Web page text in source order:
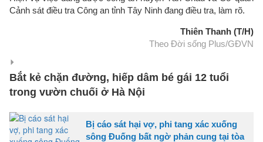
Cảnh sát điều tra Công an tỉnh Tây Ninh đang điều tra, làm rõ.
Thiên Thanh (T/H)
Theo Đời sống Plus/GĐVN
Bắt kẻ chặn đường, hiếp dâm bé gái 12 tuổi
trong vườn chuối ở Hà Nội
Bị cáo sát hại vợ, phi tang xác xuống
sông Đuống bất ngờ phản cung tại tòa